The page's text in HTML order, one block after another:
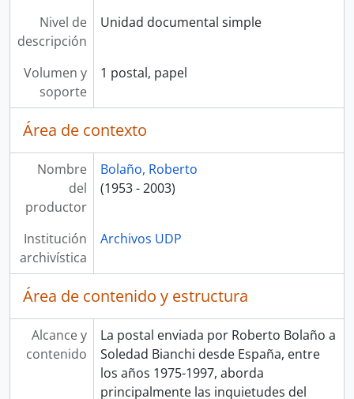
Nivel de
descripción
Unidad documental simple
Volumen y
soporte
1 postal, papel
Área de contexto
Nombre
del
productor
Bolaño, Roberto
(1953 - 2003)
Institución
archivística
Archivos UDP
Área de contenido y estructura
Alcance y
contenido
La postal enviada por Roberto Bolaño a
Soledad Bianchi desde España, entre
los años 1975-1997, aborda
principalmente las inquietudes del